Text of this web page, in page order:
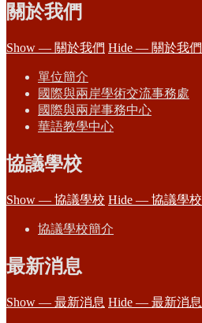
關於我們
Show — 關於我們 Hide — 關於我們
單位簡介
國際與兩岸學術交流事務處
國際與兩岸事務中心
華語教學中心
協議學校
Show — 協議學校 Hide — 協議學校
協議學校簡介
最新消息
Show — 最新消息 Hide — 最新消息